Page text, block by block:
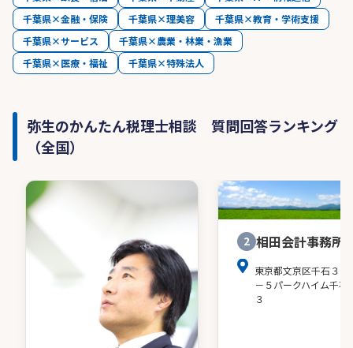
千葉県×金融・保険
千葉県×理美容
千葉県×教育・学術支援
千葉県×サービス
千葉県×農業・林業・漁業
千葉県×医療・福祉
千葉県×特殊法人
弥生のかんたん税理士相談 質問回答ランキング
（全国）
2 相田会計事務所
東京都文京区千石３－
－５パークハイム千石
３